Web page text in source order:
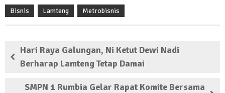
Bisnis Lamteng Metrobisnis
Hari Raya Galungan, Ni Ketut Dewi Nadi
Berharap Lamteng Tetap Damai
SMPN 1 Rumbia Gelar Rapat Komite Bersama